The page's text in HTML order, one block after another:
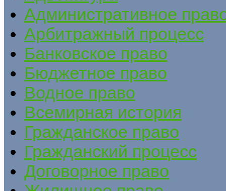
Административное
Арбитражный процесс
Банковское право
Бюджетное право
Водное право
Всемирная история
Гражданское право
Гражданский процесс
Договорное право